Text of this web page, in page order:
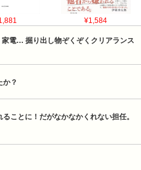
¥1,584
電… 掘り出し物ぞくぞくクリアランス
か？
ことに！だがなかなかくれない担任。